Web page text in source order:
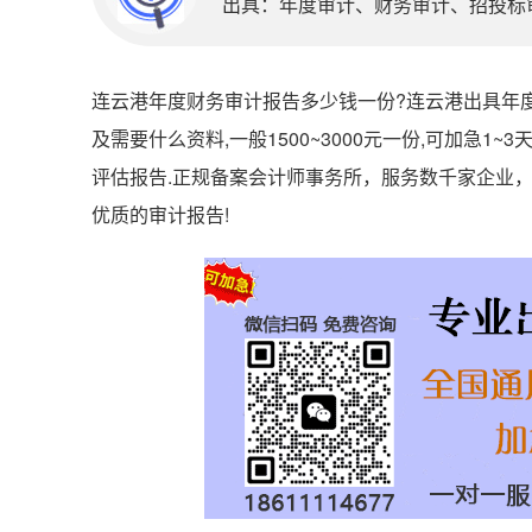
连云港年度财务审计报告多少钱一份?连云港出具
及需要什么资料,一般1500~3000元一份,可加急1~3
评估报告.正规备案会计师事务所，服务数千家企业
优质的审计报告!